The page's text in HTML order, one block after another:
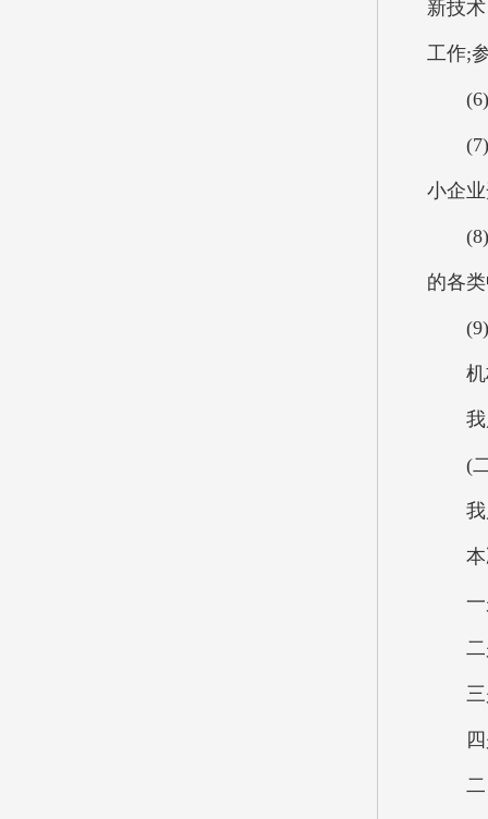
新技
工作;
(6)、
(7)、
小企
(8)、
的各
(9)
机
我局
(二)
我局
本决
一是
二是
三是
四是
二